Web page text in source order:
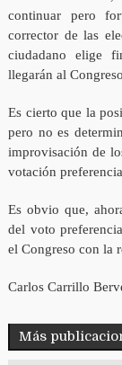
continuar pero
corrector de las
ciudadano elige
llegarán al
Es cierto que la
pero no es
improvisación de
votación
Es obvio que,
del voto
el Congreso con la
Carlos Carrillo
Más